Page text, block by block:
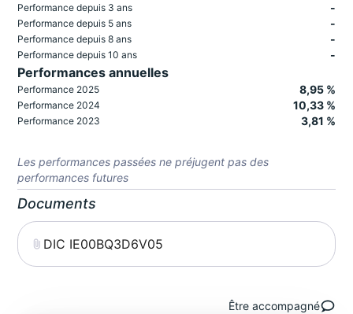
Performance depuis 3 ans -
Performance depuis 5 ans -
Performance depuis 8 ans -
Performance depuis 10 ans -
Performances annuelles
Performance 2025 8,95 %
Performance 2024 10,33 %
Performance 2023 3,81 %
Les performances passées ne préjugent pas des
performances futures
Documents
DIC IE00BQ3D6V05
Être accompagné